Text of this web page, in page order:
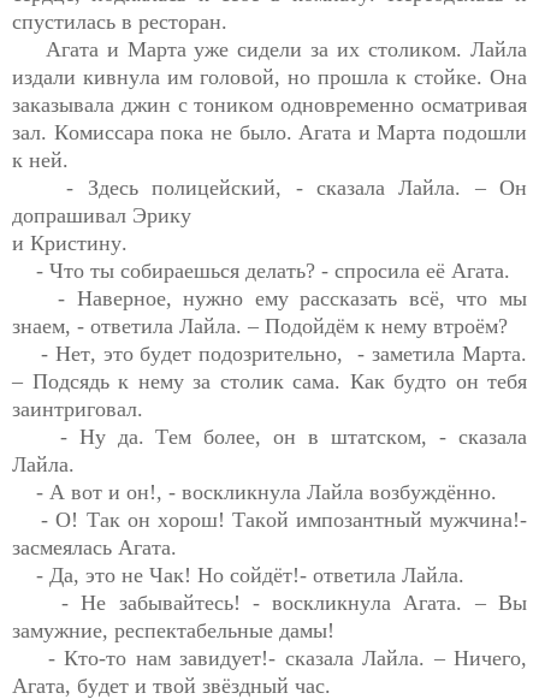
Агата и Марта уже сидели за их столиком. Лайла
издали кивнула им головой, но прошла к стойке. Она
заказывала джин с тоником одновременно осматривая
зал. Комиссара пока не было. Агата и Марта подошли
к ней.
- Здесь полицейский, - сказала Лайла. – Он
допрашивал Эрику
и Кристину.
- Что ты собираешься делать? - спросила её Агата.
знаем, - ответила Лайла. – Подойдём к нему втроём?
- Нет, это будет подозрительно,  - заметила Марта.
– Подсядь к нему за столик сама. Как будто он тебя
заинтриговал.
- Ну да. Тем более, он в штатском, - сказала
Лайла.
- А вот и он!, - воскликнула Лайла возбуждённо.
- О! Так он хорош! Такой импозантный мужчина!-
засмеялась Агата.
- Да, это не Чак! Но сойдёт!- ответила Лайла.
- Не забывайтесь! - воскликнула Агата. – Вы
замужние, респектабельные дамы!
- Кто-то нам завидует!- сказала Лайла. – Ничего,
Агата, будет и твой звёздный час.